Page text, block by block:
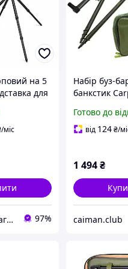
на 5
для
барами
чохлом
/міс
Інтернет-магазин EXUS 97%
Набір буз-
банкстик
під
вудлищ
Готово до
від 124 ₴/
1 494 ₴
caiman.club